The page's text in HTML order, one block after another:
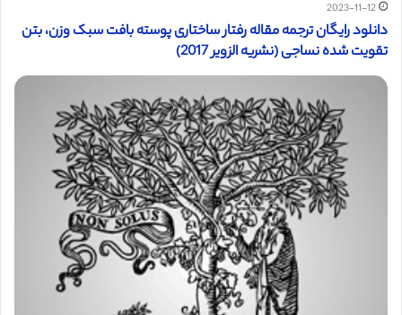
2023-11-12
دانلود رایگان ترجمه مقاله رفتار ساختاری پوسته بافت سبک وزن، بتن
تقویت شده نساجی (نشریه الزویر 2017)